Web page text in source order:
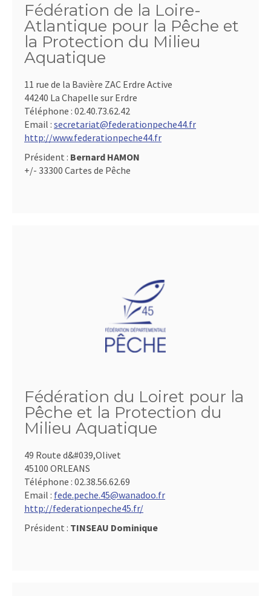
Fédération de la Loire-
Atlantique pour la Pêche et
la Protection du Milieu
Aquatique
11 rue de la Bavière ZAC Erdre Active
44240 La Chapelle sur Erdre
Téléphone : 02.40.73.62.42
Email : secretariat@federationpeche44.fr
http://www.federationpeche44.fr
Président : Bernard HAMON
+/- 33300 Cartes de Pêche
Fédération du Loiret pour la
Pêche et la Protection du
Milieu Aquatique
49 Route d&#039,Olivet
45100 ORLEANS
Téléphone : 02.38.56.62.69
Email : fede.peche.45@wanadoo.fr
http://federationpeche45.fr/
Président : TINSEAU Dominique